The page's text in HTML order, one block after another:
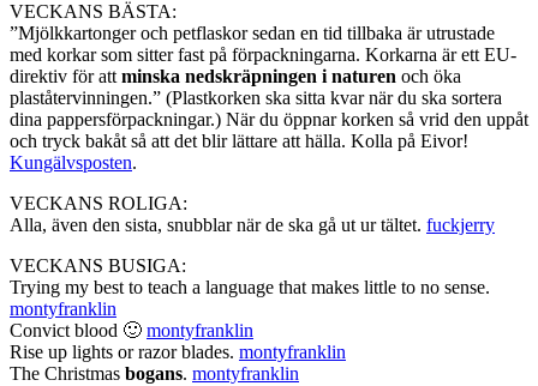
VECKANS BÄSTA:
”Mjölkkartonger och petflaskor sedan en tid tillbaka är utrustade
med korkar som sitter fast på förpackningarna. Korkarna är ett EU-
direktiv för att minska nedskräpningen i naturen och öka
plaståtervinningen.” (Plastkorken ska sitta kvar när du ska sortera
dina pappersförpackningar.) När du öppnar korken så vrid den uppåt
och tryck bakåt så att det blir lättare att hälla. Kolla på Eivor!
Kungälvsposten.
VECKANS ROLIGA:
Alla, även den sista, snubblar när de ska gå ut ur tältet. fuckjerry
VECKANS BUSIGA:
Trying my best to teach a language that makes little to no sense.
montyfranklin
Convict blood 🙂 montyfranklin
Rise up lights or razor blades. montyfranklin
The Christmas bogans. montyfranklin